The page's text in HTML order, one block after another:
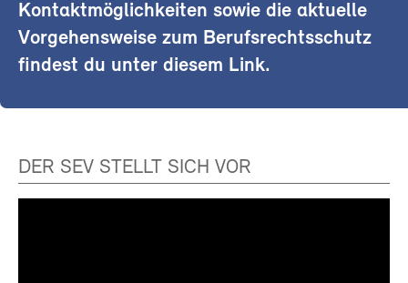
Kontaktmöglichkeiten sowie die aktuelle
Vorgehensweise zum Berufsrechtsschutz
findest du unter diesem Link.
DER SEV STELLT SICH VOR